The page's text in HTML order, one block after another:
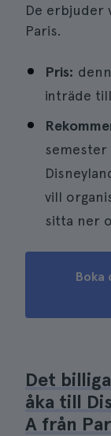
De erbjuder
Paris.
Pris:
inträde
vill
sitta ner
Boka
Det
åka till
A från